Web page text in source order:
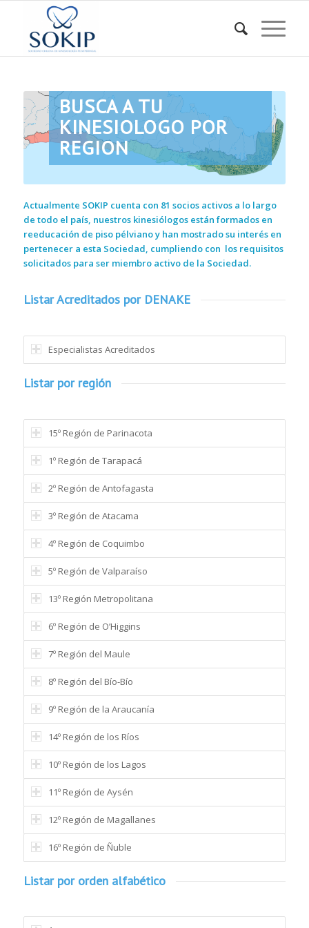
BUSCA A TU
KINESIOLOGO POR
REGION
Actualmente SOKIP cuenta con 81 socios activos a lo largo
de todo el país, nuestros kinesiólogos están formados en
reeducación de piso pélviano y han mostrado su interés en
pertenecer a esta Sociedad, cumpliendo con los requisitos
solicitados para ser miembro activo de la Sociedad.
Listar Acreditados por DENAKE
Especialistas Acreditados
Listar por región
15º Región de Parinacota
1º Región de Tarapacá
2º Región de Antofagasta
3º Región de Atacama
4º Región de Coquimbo
5º Región de Valparaíso
13º Región Metropolitana
6º Región de O’Higgins
7º Región del Maule
8º Región del Bío-Bío
9º Región de la Araucanía
14º Región de los Ríos
10º Región de los Lagos
11º Región de Aysén
12º Región de Magallanes
16º Región de Ñuble
Listar por orden alfabético